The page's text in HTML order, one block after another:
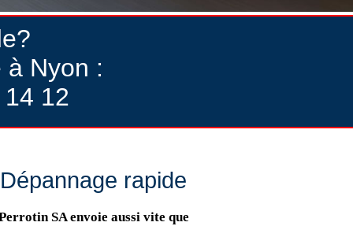
Nyon :
12
Dépannage rapide
SA envoie aussi vite que